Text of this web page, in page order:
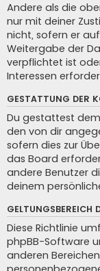
Andere als die
nur mit deiner
nicht, sofern er
Weitergabe der
verpflichtet ist
Interessen
GESTATTUNG DER
Du gestattest
den von dir
sofern dies zur
das Board
andere Benutzer
deinem
GELTUNGSBEREICH
Diese Richtlinie
phpBB-Software
anderen